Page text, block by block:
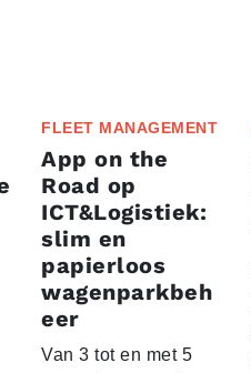
FLEET MANAGEMENT
App on the
Road op
ICT&Logistiek:
slim en
papierloos
wagenparkbeh
eer
Van 3 tot en met 5